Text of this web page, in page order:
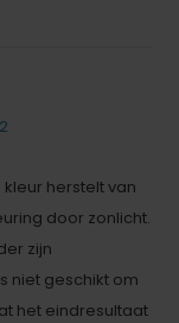
herstelt van
door zonlicht.
zijn
niet geschikt om
het eindresultaat